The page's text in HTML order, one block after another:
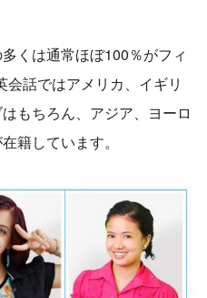
くは通常ほぼ100％がフィ
会話ではアメリカ、イギリ
もちろん、アジア、ヨーロ
籍しています。